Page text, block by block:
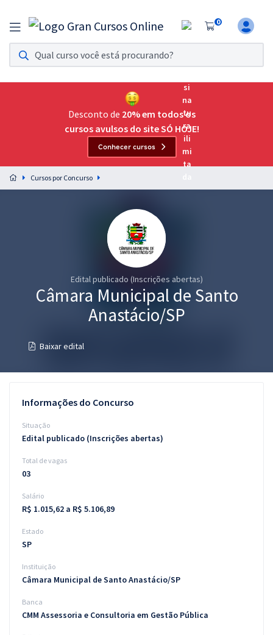
0
Assinatura Ilimitada 11
Acesso a todos os cursos. Teste grátis por 7 dias!
Assinatura OAB Até Passar
Acesso ilimitado a toda preparação para o Exame da
Preparação completa e intensiva para as principais
residências em saúde do Brasil
Questões grátis
Conteúdo gratuito
Aprovados
Atendimento
Desconto de 20% em todos os
cursos avulsos do site SÓ HOJE!
Conhecer cursos
Cursos por Concurso
Edital publicado (Inscrições abertas)
Câmara Municipal de Santo
Anastácio/SP
Baixar edital
Informações do Concurso
Situação
Edital publicado (Inscrições abertas)
Total de vagas
03
Salário
R$ 1.015,62 a R$ 5.106,89
Estado
SP
Instituição
Câmara Municipal de Santo Anastácio/SP
Banca
CMM Assessoria e Consultoria em Gestão Pública